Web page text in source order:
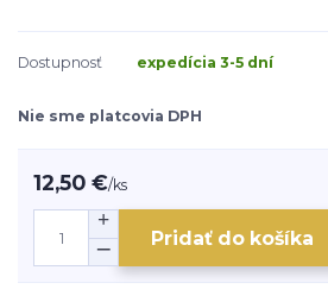
Dostupnosť expedícia 3-5 dní
Nie sme platcovia DPH
12,50 €/ks
Pridať do košíka